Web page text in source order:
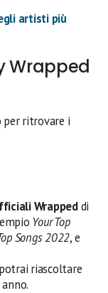
artisti più
Wrapped
per ritrovare i
Wrappeddi
Your Top
Songs 2022, e
riascoltare